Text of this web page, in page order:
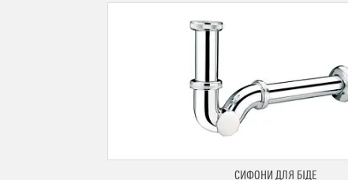
СИФОНИ ДЛЯ БІДЕ